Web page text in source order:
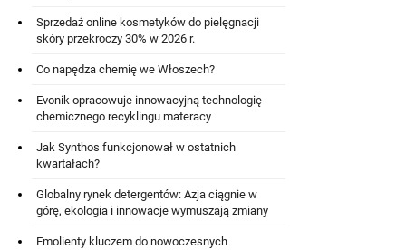
Sprzedaż online kosmetyków do pielęgnacji
skóry przekroczy 30% w 2026 r.
Co napędza chemię we Włoszech?
Evonik opracowuje innowacyjną technologię
chemicznego recyklingu materacy
Jak Synthos funkcjonował w ostatnich
kwartałach?
Globalny rynek detergentów: Azja ciągnie w
górę, ekologia i innowacje wymuszają zmiany
Emolienty kluczem do nowoczesnych